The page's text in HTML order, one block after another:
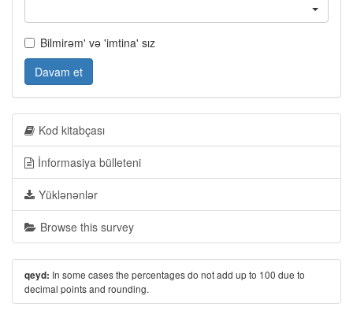
Bilmirəm' və 'imtina' sız
Davam et
Kod kitabçası
İnformasiya bülleteni
Yüklənənlər
Browse this survey
qeyd: In some cases the percentages do not add up to 100 due to
decimal points and rounding.